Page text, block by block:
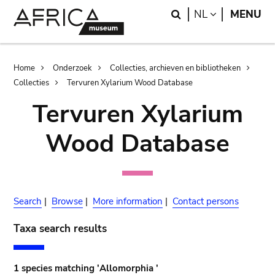
Search
NL LANGUAGE
MENU
Breadcrumb
Home Onderzoek
Collecties, archieven en bibliotheken
Collecties
Tervuren Xylarium Wood Database
Tervuren Xylarium
Wood Database
Search | Browse | More information | Contact persons
Taxa search results
1 species matching 'Allomorphia '